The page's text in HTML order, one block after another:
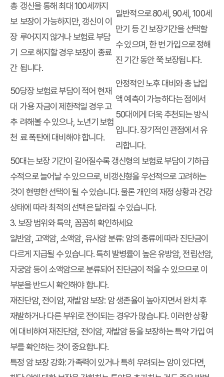
총
보
장
기
간
갱신을 통해 최대 100세까지
보장이 가능하지만, 갱신이 이
루어지지 않거나 보험료 부담
으로 해지할 경우 보장이 종료
됩니다.
일반적으로 80세, 90세, 100세
만기 등 긴 보장기간을 선택할
수 있으며, 한 번 가입으로 정해
진 기간 동안 쭉 보장됩니다.
50
대
추
천
당장 보험료 부담이 적어 현재
가용 자금이 제한적일 경우 고
려해볼 수 있으나, 노년기 보험
료 폭탄에 대비해야 합니다.
안정적인 노후 대비와 총 납입
액 예측이 가능하다는 점에서
50대에게 더욱 추천되는 방식
입니다. 장기적인 관점에서 유
리합니다.
50대는 보장 기간이 길어질수록 갱신형의 보험료 부담이 기하급
수적으로 늘어날 수 있으므로, 비갱신형을 우선적으로 고려하는
것이 현명한 선택이 될 수 있습니다. 물론 개인의 재정 상황과 건강
상태에 따라 최적의 선택은 달라질 수 있습니다.
3. 보장 범위와 특약, 꼼꼼히 확인하세요
일반암, 고액암, 소액암, 유사암 분류: 암의 종류에 따라 진단금이
다르게 지급될 수 있습니다. 특히 발병률이 높은 유방암, 전립선암,
자궁암 등이 소액암으로 분류되어 진단금이 적을 수 있으므로 이
부분을 반드시 확인해야 합니다.
재진단암, 전이암, 재발암 보장: 암 생존율이 높아지면서 완치 후
재발하거나 다른 부위로 전이되는 경우가 많습니다. 이러한 상황
에 대비하여 재진단암, 전이암, 재발암 등을 보장하는 특약 가입 여
부를 확인하는 것이 중요합니다.
특정 암 보장 강화:가족력이 있거나 특히 우려되는 암이 있다면,